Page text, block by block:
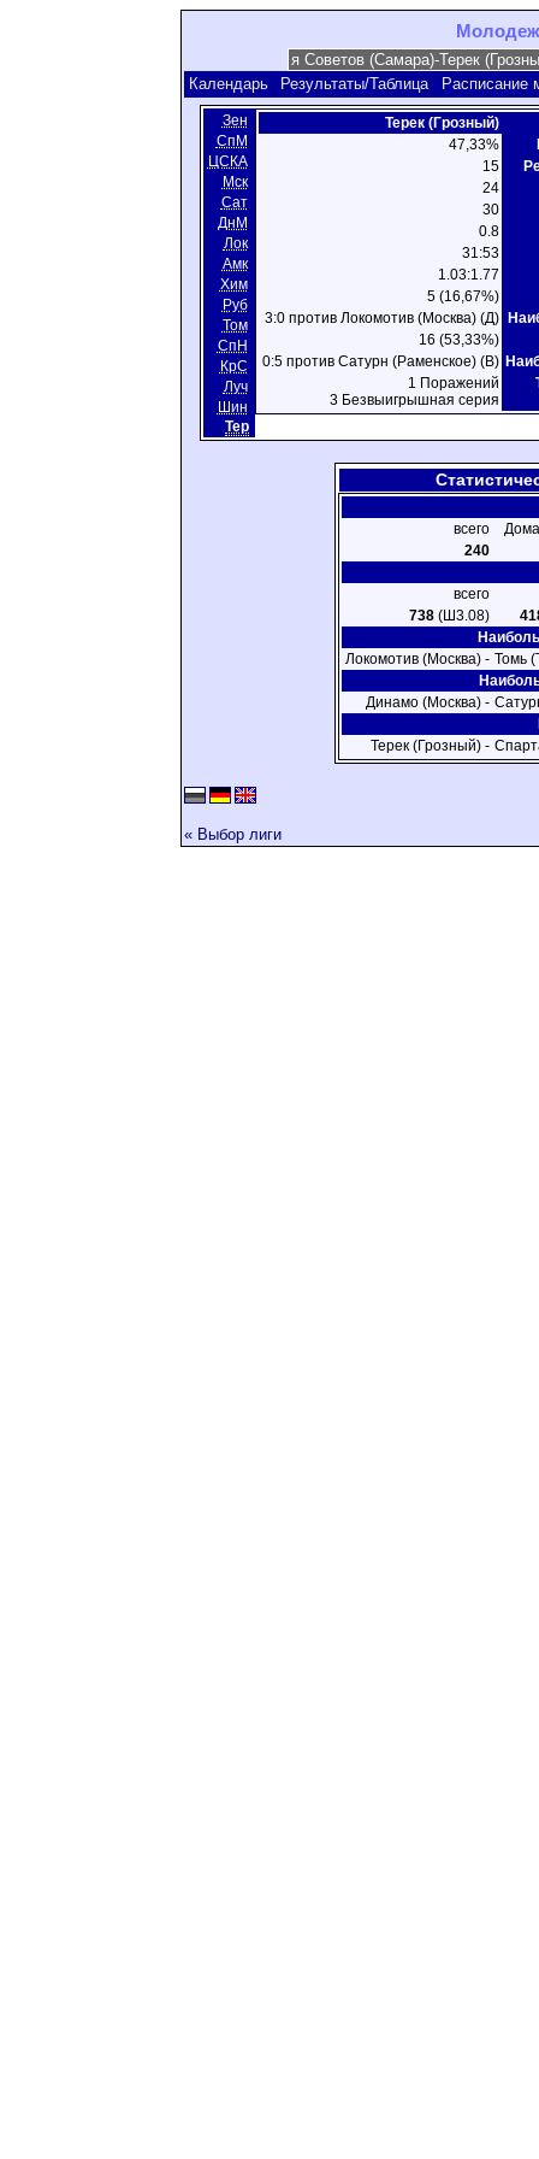
Календарь Результаты/Таблица Расписание
Зен
СпМ
ЦСКА
Мск
Сат
ДнМ
Лок
Амк
Хим
Руб
Том
СпН
КрС
Луч
Шин
Тер
Терек (Грозный)
47,33%
15
24
30
0.8
31:53
1.03:1.77
5 (16,67%)
3:0 против Локомотив (Москва) (Д)
16 (53,33%)
0:5 против Сатурн (Раменское) (В)
1 Поражений
3 Безвыигрышная серия
всего
240
всего
738(Ш3.08)
Локомотив (Москва) - Томь
Динамо (Москва) -
Терек (Грозный) -
« Выбор лиги